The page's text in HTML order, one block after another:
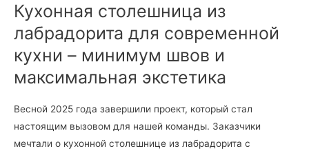
Кухонная столешница из
лабрадорита для современной
кухни – минимум швов и
максимальная экстетика
Весной 2025 года завершили проект, который стал
настоящим вызовом для нашей команды. Заказчики
мечтали о кухонной столешнице из лабрадорита с